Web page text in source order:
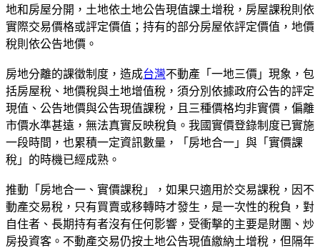
地和房屋分開，土地依土地公告現值課土增稅，房屋課稅則依
實際交易價格或評定價值；持有的部分房屋依評定價值，地價
稅則依公告地價。
房地分離的課徵制度，造成台灣不動產「一地三價」現象，包
括房屋稅、地價稅與土地增值稅，須分別依據政府公告的評定
現值、公告地價與公告現值課稅，且三種價格均非實價，偏離
市價水準甚遠，無法真實反映稅負。我國實價登錄制度已實施
一段時間，也累積一定資訊數量，「房地合一」與「實價課
稅」的時機已經成熟。
推動「房地合一、實價課稅」，如果只適用於交易課稅，因不
動產交易稅，只有買賣或移轉時才發生，是一次性的稅負，對
自住者、長期持有者沒有任何影響，受衝擊的主要是財團、炒
房投資客。不動產交易仍按土地公告現值繳納土增稅，但隔年